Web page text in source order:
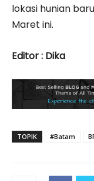
lokasi hunian
Maret ini.
Editor : Dika
TOPIK #Batam